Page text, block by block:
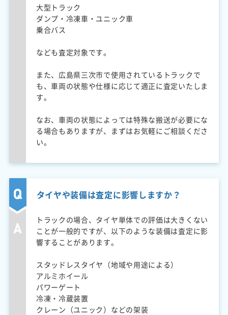
大型トラック
ダンプ・冷凍車・ユニック車
乗合バス
なども査定対象です。
また、広島県三次市で使用されているトラックで
も、車両の状態や仕様に応じて適正に査定いたしま
す。
なお、車両の状態によっては特殊な搬送が必要にな
る場合もありますが、まずはお気軽にご相談くださ
い。
タイヤや装備は査定に影響しますか？
トラックの場合、タイヤ単体での評価は大きくない
ことが一般的ですが、以下のような装備は査定に影
響することがあります。
スタッドレスタイヤ（地域や用途による）
アルミホイール
パワーゲート
冷凍・冷蔵装置
クレーン（ユニック）などの架装